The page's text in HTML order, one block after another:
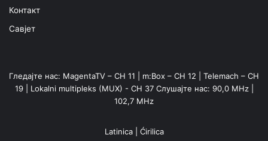
Контакт
Савјет
Гледајте нас: MagentaTV – CH 11 | m:Box – CH 12 | Telemach – CH
19 | Lokalni multipleks (MUX) - CH 37 Слушајте нас: 90,0 MHz |
102,7 MHz
Latinica| Ćirilica